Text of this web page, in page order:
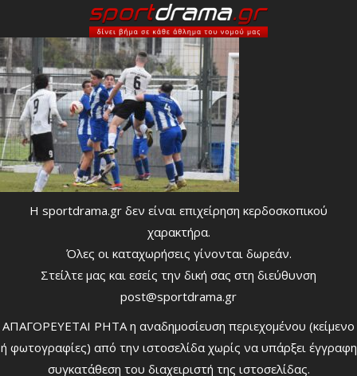
Η sportdrama.gr δεν είναι επιχείρηση κερδοσκοπικού
χαρακτήρα.
Όλες οι καταχωρήσεις γίνονται δωρεάν.
Στείλτε μας και εσείς την δική σας στη διεύθυνση
post@sportdrama.gr
ΑΠΑΓΟΡΕΥΕΤΑΙ ΡΗΤΑ η αναδημοσίευση περιεχομένου (κείμενο
ή φωτογραφίες) από την ιστοσελίδα χωρίς να υπάρξει έγγραφη
συγκατάθεση του διαχειριστή της ιστοσελίδας.